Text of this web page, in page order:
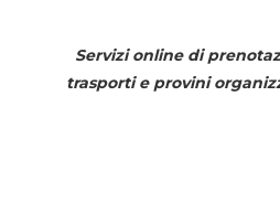
Servizi online di
trasporti e provini